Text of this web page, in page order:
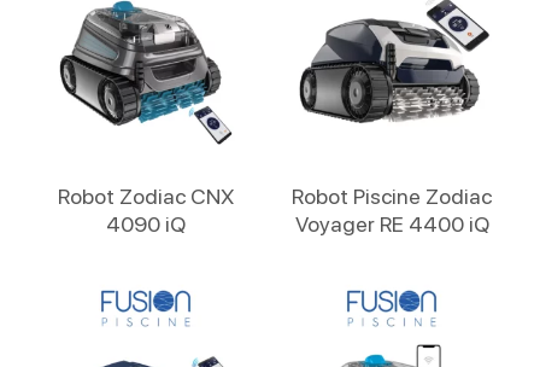
Robot Zodiac CNX
4090 iQ
Robot Piscine Zodiac
Voyager RE 4400 iQ